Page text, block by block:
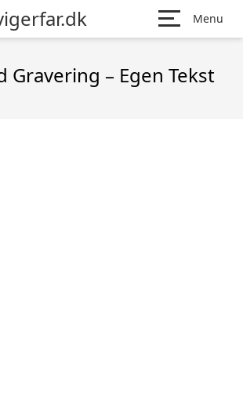
Menu
– Egen Tekst